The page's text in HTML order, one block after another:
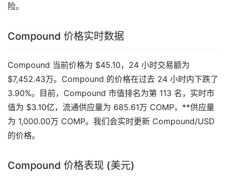
险。
Compound 价格实时数据
Compound 当前价格为 $45.10，24 小时交易额为
$7,452.43万。Compound 的价格在过去 24 小时内下跌了
3.90%。目前，Compound 市值排名为第 113 名，实时市
值为 $3.10亿，流通供应量为 685.61万 COMP，**供应量
为 1,000.00万 COMP。我们会实时更新 Compound/USD
的价格。
Compound 价格表现 (美元)